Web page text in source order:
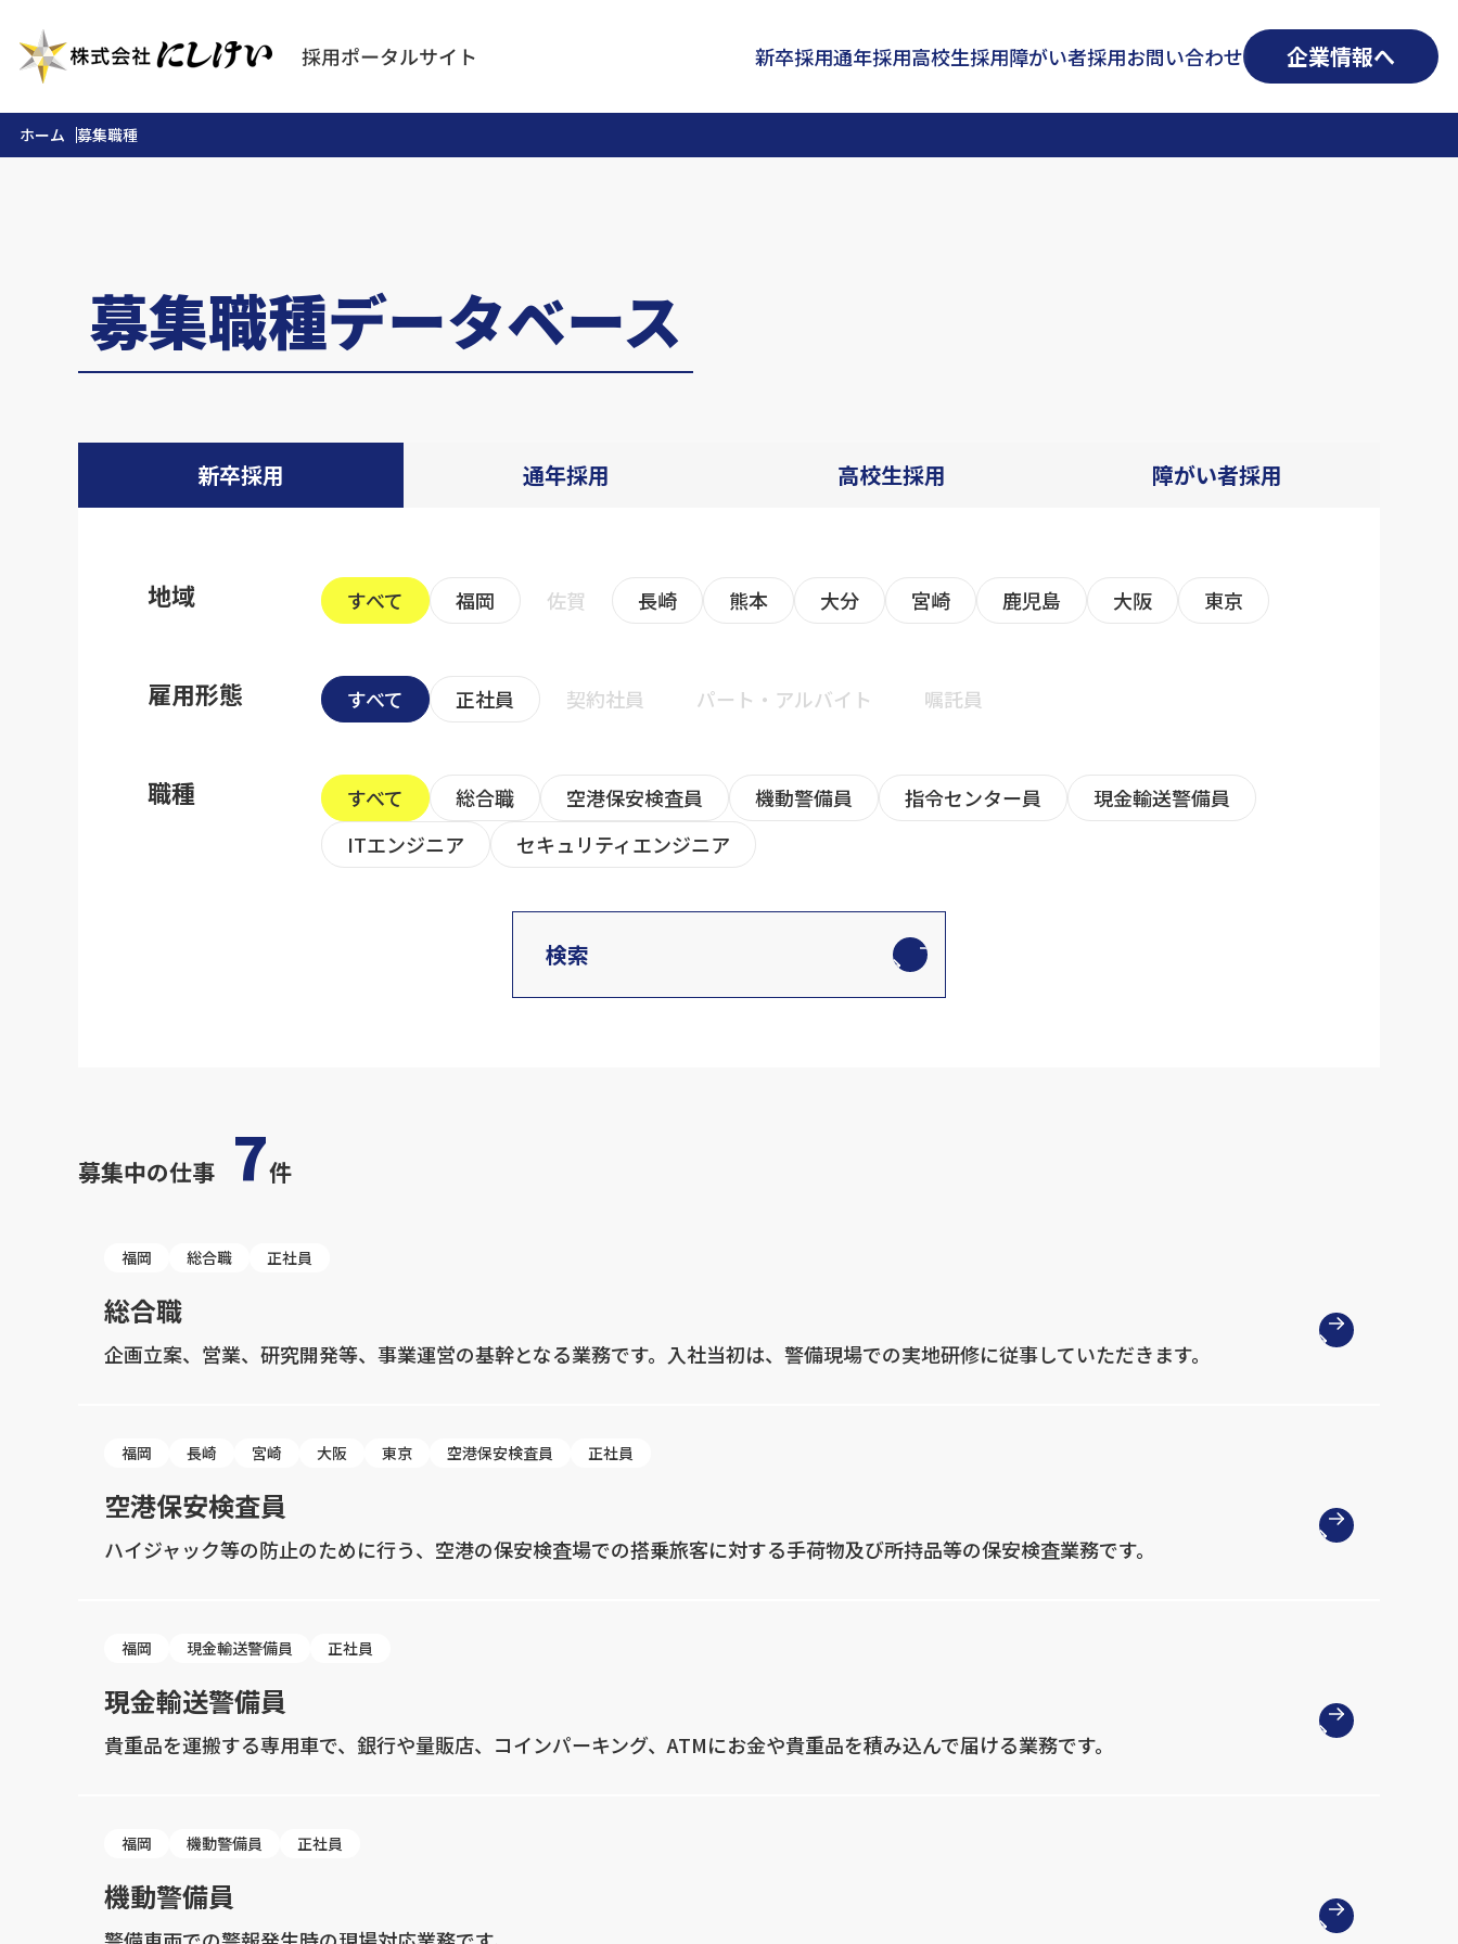
新卒採用通年採用高校生採用障がい者採用お問い合わせ 企業情報へ
ホーム 募集職種
募集職種データベース
新卒採用 通年採用 高校生採用 障がい者採用
地域 すべて 福岡 佐賀 長崎 熊本 大分 宮崎 鹿児島 大阪 東京
雇用形態 すべて 正社員 契約社員 パート・アルバイト 嘱託員
職種 すべて 総合職 空港保安検査員 機動警備員 指令センター員
現金輸送警備員
ITエンジニア
セキュリティエンジニア
検索
募集中の仕事 7件
福岡 総合職 正社員
総合職
企画立案、営業、研究開発等、事業運営の基幹となる業務です。入社当初は、警備現場での実地研修に従事していただきます。
福岡 長崎 宮崎 大阪 東京 空港保安検査員 正社員
空港保安検査員
ハイジャック等の防止のために行う、空港の保安検査場での搭乗旅客に対する手荷物及び所持品等の保安検査業務です。
福岡 現金輸送警備員 正社員
現金輸送警備員
貴重品を運搬する専用車で、銀行や量販店、コインパーキング、ATMにお金や貴重品を積み込んで届ける業務です。
福岡 機動警備員 正社員
機動警備員